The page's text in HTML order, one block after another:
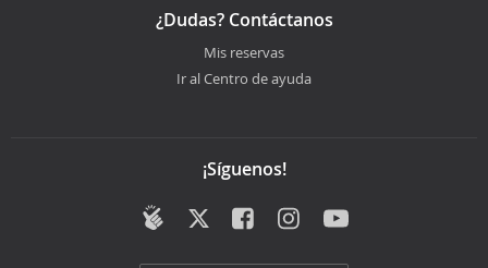
¿Dudas? Contáctanos
Mis reservas
Ir al Centro de ayuda
¡Síguenos!